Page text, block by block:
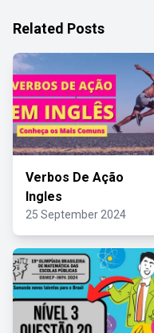
Related Posts
Verbos De Ação
Ingles
25 September 2024